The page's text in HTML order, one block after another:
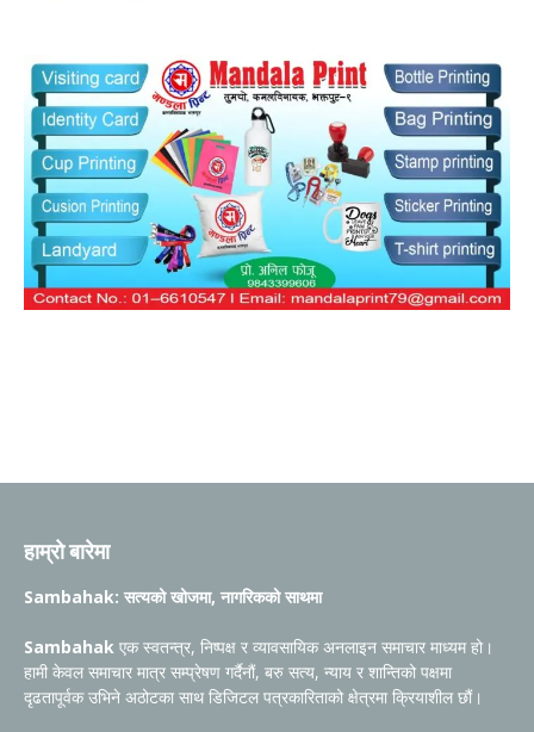
हाम्रो बारेमा
Sambahak: सत्यको खोजमा, नागरिकको साथमा
Sambahak एक स्वतन्त्र, निष्पक्ष र व्यावसायिक अनलाइन समाचार माध्यम हो।
हामी केवल समाचार मात्र सम्प्रेषण गर्दैनौं, बरु सत्य, न्याय र शान्तिको पक्षमा
दृढतापूर्वक उभिने अठोटका साथ डिजिटल पत्रकारिताको क्षेत्रमा क्रियाशील छौं।